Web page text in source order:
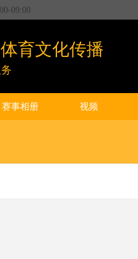
-09:00
育文化传播
赛事相册 视频